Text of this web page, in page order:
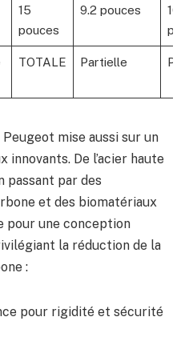
15
pouces
9.2 pouces
TOTALE Partielle
mise aussi sur un
De l’acier haute
passant par des
et des biomatériaux
pour une conception
la réduction de la
:
pour rigidité et sécurité